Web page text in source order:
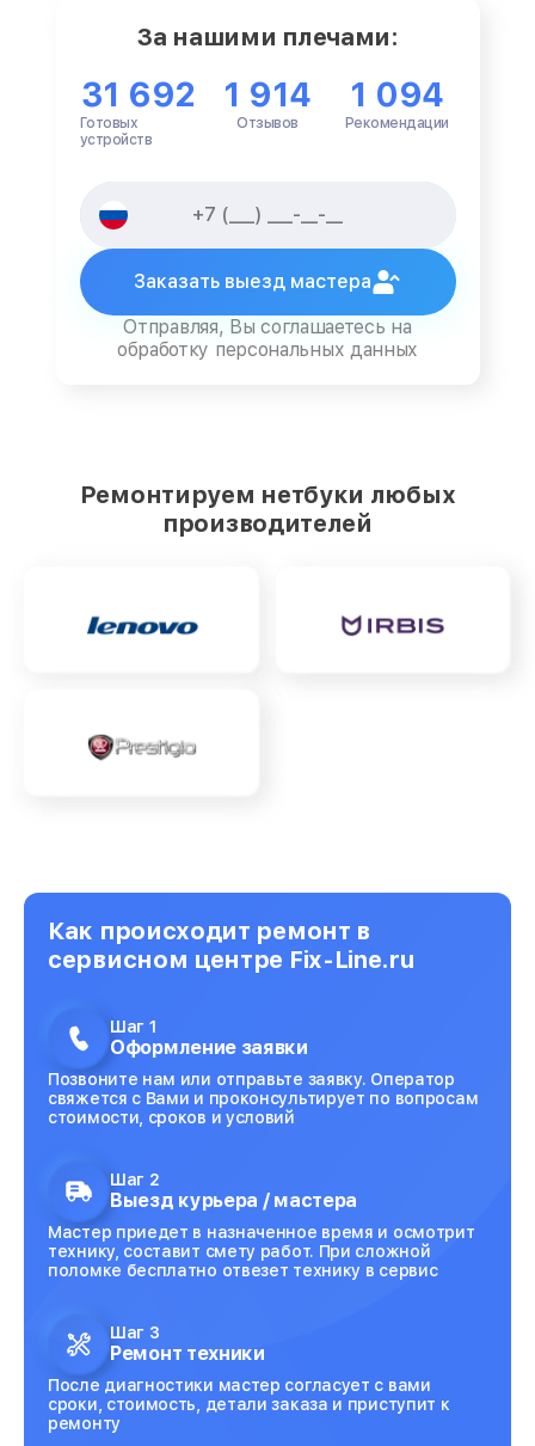
За нашими плечами:
31 692
Готовых
устройств
1 914
Отзывов
1 094
Рекомендации
Заказать выезд мастера
Отправляя, Вы соглашаетесь на
обработку персональных данных
Ремонтируем нетбуки любых
производителей
Как происходит ремонт в
сервисном центре Fix-Line.ru
Шаг 1
Оформление заявки
Позвоните нам или отправьте заявку. Оператор
свяжется с Вами и проконсультирует по вопросам
стоимости, сроков и условий
Шаг 2
Выезд курьера / мастера
Мастер приедет в назначенное время и осмотрит
технику, составит смету работ. При сложной
поломке бесплатно отвезет технику в сервис
Шаг 3
Ремонт техники
После диагностики мастер согласует с вами
сроки, стоимость, детали заказа и приступит к
ремонту